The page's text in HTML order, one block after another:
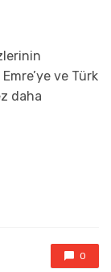
ve Türk
daha
0